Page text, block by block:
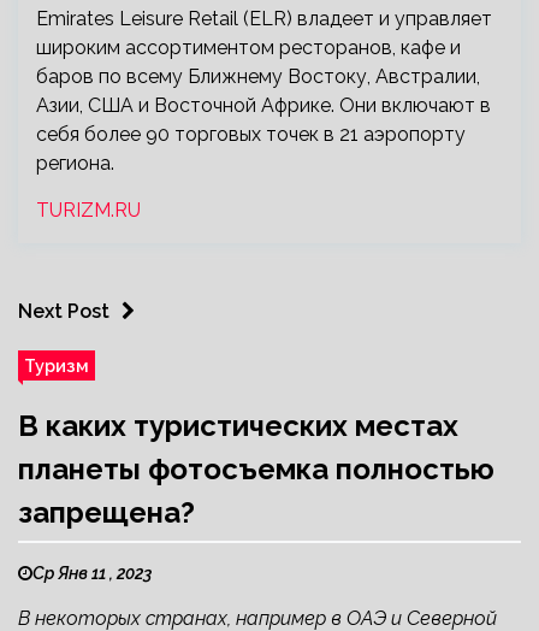
Emirates Leisure Retail (ELR) владеет и управляет
широким ассортиментом ресторанов, кафе и
баров по всему Ближнему Востоку, Австралии,
Азии, США и Восточной Африке. Они включают в
себя более 90 торговых точек в 21 аэропорту
региона.
TURIZM.RU
Next Post
Туризм
В каких туристических местах
планеты фотосъемка полностью
запрещена?
Ср Янв 11 , 2023
В некоторых странах, например в ОАЭ и Северной